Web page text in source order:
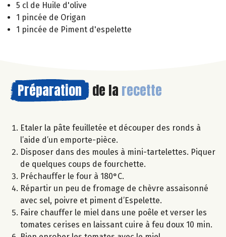
5 cl de Huile d'olive
1 pincée de Origan
1 pincée de Piment d'espelette
Préparation de la recette
Etaler la pâte feuilletée et découper des ronds à
l’aide d’un emporte-pièce.
Disposer dans des moules à mini-tartelettes. Piquer
de quelques coups de fourchette.
Préchauffer le four à 180°C.
Répartir un peu de fromage de chèvre assaisonné
avec sel, poivre et piment d’Espelette.
Faire chauffer le miel dans une poêle et verser les
tomates cerises en laissant cuire à feu doux 10 min.